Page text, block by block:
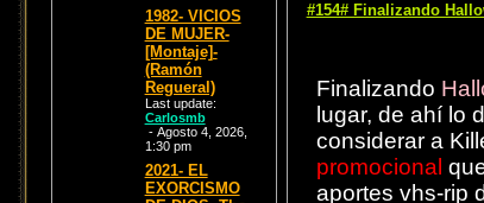
1982- VICIOS
DE MUJER-
[Montaje]-
(Ramón
Regueral)
Last update:
Carlosmb
- Agosto 4, 2026,
1:30 pm
2021- EL
EXORCISMO
#154# Finalizando
Finalizando
lugar, de ahí lo
considerar a
promocional
aportes vhs-rip